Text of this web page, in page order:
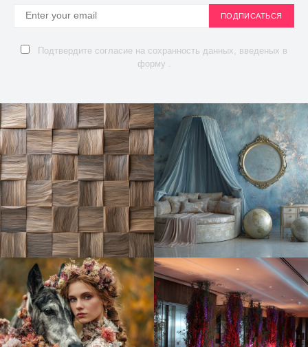
ПОДПИСАТЬСЯ
Подтвердите согласие на сохранность данных, введеных в
форму .